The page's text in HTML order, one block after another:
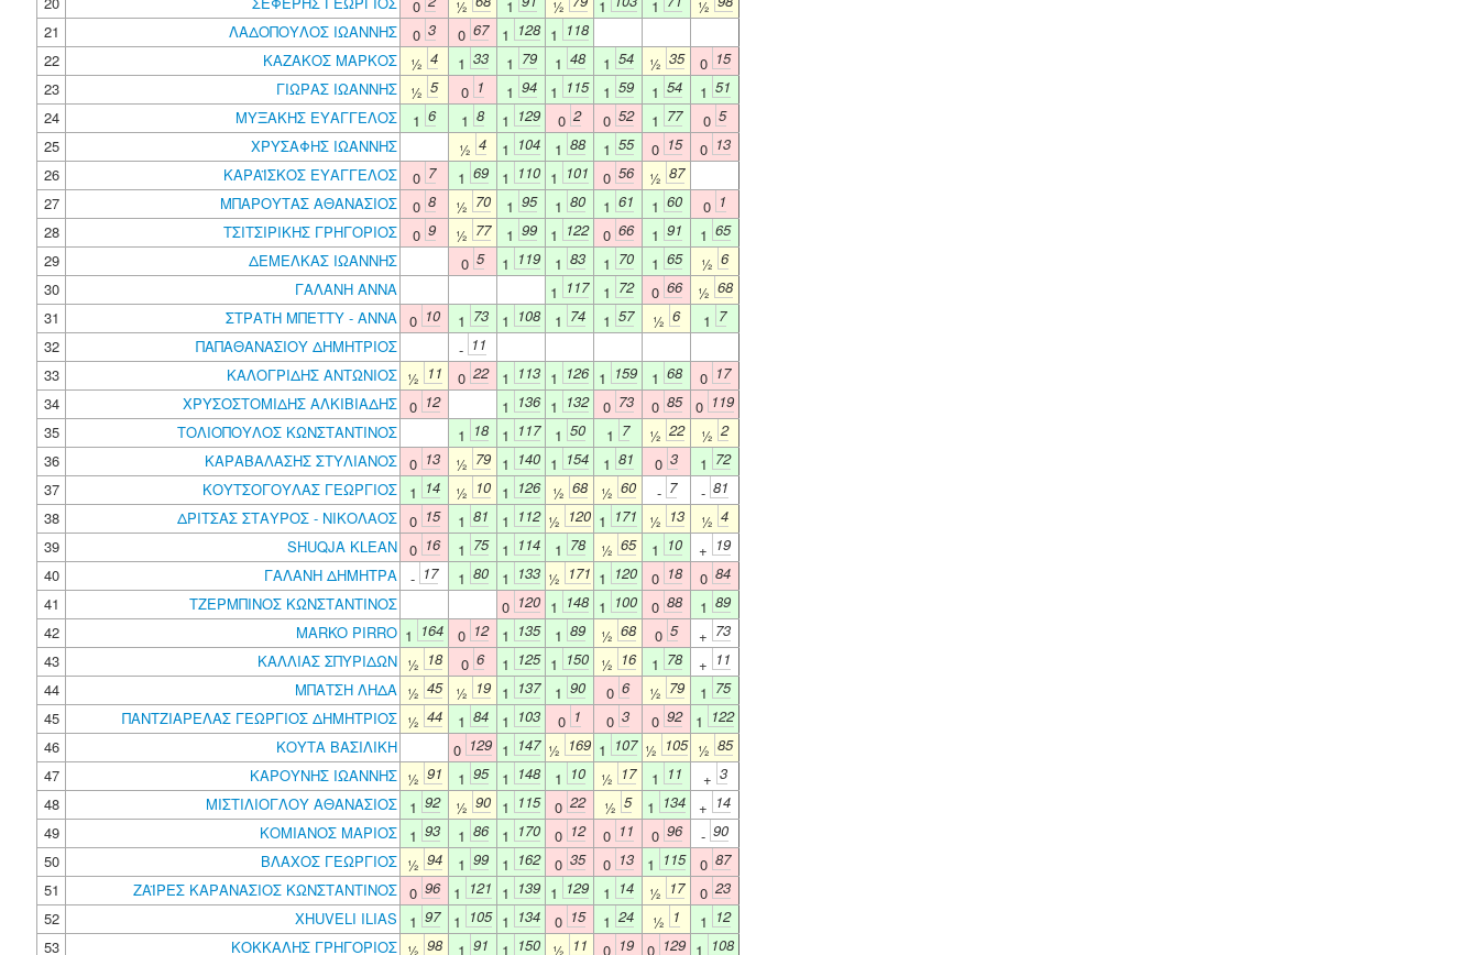
0 ½ 1 ½ 1 1 ½
21
ΛΑΔΟΠΟΥΛΟΣ ΙΩΑΝΝΗΣ 0 3 0 67 1 128 1 118
22
ΚΑΖΑΚΟΣ ΜΑΡΚΟΣ ½ 4 1 33 1 79 1 48 1 54 ½ 35 0 15
23
ΓΙΩΡΑΣ ΙΩΑΝΝΗΣ ½ 5 0 1 1 94 1 115 1 59 1 54 1 51
24
ΜΥΞΑΚΗΣ ΕΥΑΓΓΕΛΟΣ 1 6 1 8 1 129 0 2 0 52 1 77 0 5
25
ΧΡΥΣΑΦΗΣ ΙΩΑΝΝΗΣ ½ 4 1 104 1 88 1 55 0 15 0 13
26
ΚΑΡΑΪΣΚΟΣ ΕΥΑΓΓΕΛΟΣ 0 7 1 69 1 110 1 101 0 56 ½ 87
27
ΜΠΑΡΟΥΤΑΣ ΑΘΑΝΑΣΙΟΣ 0 8 ½ 70 1 95 1 80 1 61 1 60 0 1
28
ΤΣΙΤΣΙΡΙΚΗΣ ΓΡΗΓΟΡΙΟΣ 0 9 ½ 77 1 99 1 122 0 66 1 91 1 65
29
ΔΕΜΕΛΚΑΣ ΙΩΑΝΝΗΣ 0 5 1 119 1 83 1 70 1 65 ½ 6
30
ΓΑΛΑΝΗ ΑΝΝΑ 1 117 1 72 0 66 ½ 68
31
ΣΤΡΑΤΗ ΜΠΕΤΤΥ - ΑΝΝΑ 0 10 1 73 1 108 1 74 1 57 ½ 6 1 7
32
ΠΑΠΑΘΑΝΑΣΙΟΥ ΔΗΜΗΤΡΙΟΣ - 11
33
ΚΑΛΟΓΡΙΔΗΣ ΑΝΤΩΝΙΟΣ ½ 11 0 22 1 113 1 126 1 159 1 68 0 17
34
ΧΡΥΣΟΣΤΟΜΙΔΗΣ ΑΛΚΙΒΙΑΔΗΣ 0 12 1 136 1 132 0 73 0 85 0 119
35
ΤΟΛΙΟΠΟΥΛΟΣ ΚΩΝΣΤΑΝΤΙΝΟΣ 1 18 1 117 1 50 1 7 ½ 22 ½ 2
36
ΚΑΡΑΒΑΛΑΣΗΣ ΣΤΥΛΙΑΝΟΣ 0 13 ½ 79 1 140 1 154 1 81 0 3 1 72
37
ΚΟΥΤΣΟΓΟΥΛΑΣ ΓΕΩΡΓΙΟΣ 1 14 ½ 10 1 126 ½ 68 ½ 60 - 7 - 81
38
ΔΡΙΤΣΑΣ ΣΤΑΥΡΟΣ - ΝΙΚΟΛΑΟΣ 0 15 1 81 1 112 ½ 120 1 171 ½ 13 ½ 4
39
SHUQJA KLEAN 0 16 1 75 1 114 1 78 ½ 65 1 10 + 19
40
ΓΑΛΑΝΗ ΔΗΜΗΤΡΑ - 17 1 80 1 133 ½ 171 1 120 0 18 0 84
41
ΤΖΕΡΜΠΙΝΟΣ ΚΩΝΣΤΑΝΤΙΝΟΣ 0 120 1 148 1 100 0 88 1 89
42
MARKO PIRRO 1 164 0 12 1 135 1 89 ½ 68 0 5 + 73
43
ΚΑΛΛΙΑΣ ΣΠΥΡΙΔΩΝ ½ 18 0 6 1 125 1 150 ½ 16 1 78 + 11
44
ΜΠΑΤΣΗ ΛΗΔΑ ½ 45 ½ 19 1 137 1 90 0 6 ½ 79 1 75
45
ΠΑΝΤΖΙΑΡΕΛΑΣ ΓΕΩΡΓΙΟΣ ΔΗΜΗΤΡΙΟΣ ½ 44 1 84 1 103 0 1 0 3 0 92 1 122
46
ΚΟΥΤΑ ΒΑΣΙΛΙΚΗ 0 129 1 147 ½ 169 1 107 ½ 105 ½ 85
47
ΚΑΡΟΥΝΗΣ ΙΩΑΝΝΗΣ ½ 91 1 95 1 148 1 10 ½ 17 1 11 + 3
48
ΜΙΣΤΙΛΙΟΓΛΟΥ ΑΘΑΝΑΣΙΟΣ 1 92 ½ 90 1 115 0 22 ½ 5 1 134 + 14
49
ΚΟΜΙΑΝΟΣ ΜΑΡΙΟΣ 1 93 1 86 1 170 0 12 0 11 0 96 - 90
50
ΒΛΑΧΟΣ ΓΕΩΡΓΙΟΣ ½ 94 1 99 1 162 0 35 0 13 1 115 0 87
51
ΖΑΪΡΕΣ ΚΑΡΑΝΑΣΙΟΣ ΚΩΝΣΤΑΝΤΙΝΟΣ 0 96 1 121 1 139 1 129 1 14 ½ 17 0 23
52
XHUVELI ILIAS 1 97 1 105 1 134 0 15 1 24 ½ 1 1 12
53
ΚΟΚΚΑΛΗΣ ΓΡΗΓΟΡΙΟΣ ½ 98 1 91 1 150 ½ 11 0 19 0 129 1 108